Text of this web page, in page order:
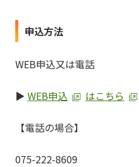
申込方法
WEB申込又は電話
▶ WEB申込 はこちら
【電話の場合】
075-222-8609